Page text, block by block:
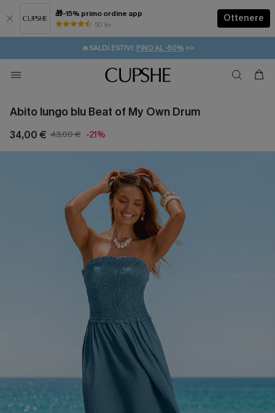
🎁-15% primo ordine app
50 k+
Ottenere
⚡️-15% SUGLI ESSENZIALI DA VACANZA | ACQUISTA
🔥SALDI ESTIVI: FINO AL -50%>>
🚚SPEDIZIONE GRATUITA DA 49€
💌REGALO PER I NUOVI: 20% DI SCONTO*
Abito lungo blu Beat of My Own Drum
34,00 € 43,00 € -21%